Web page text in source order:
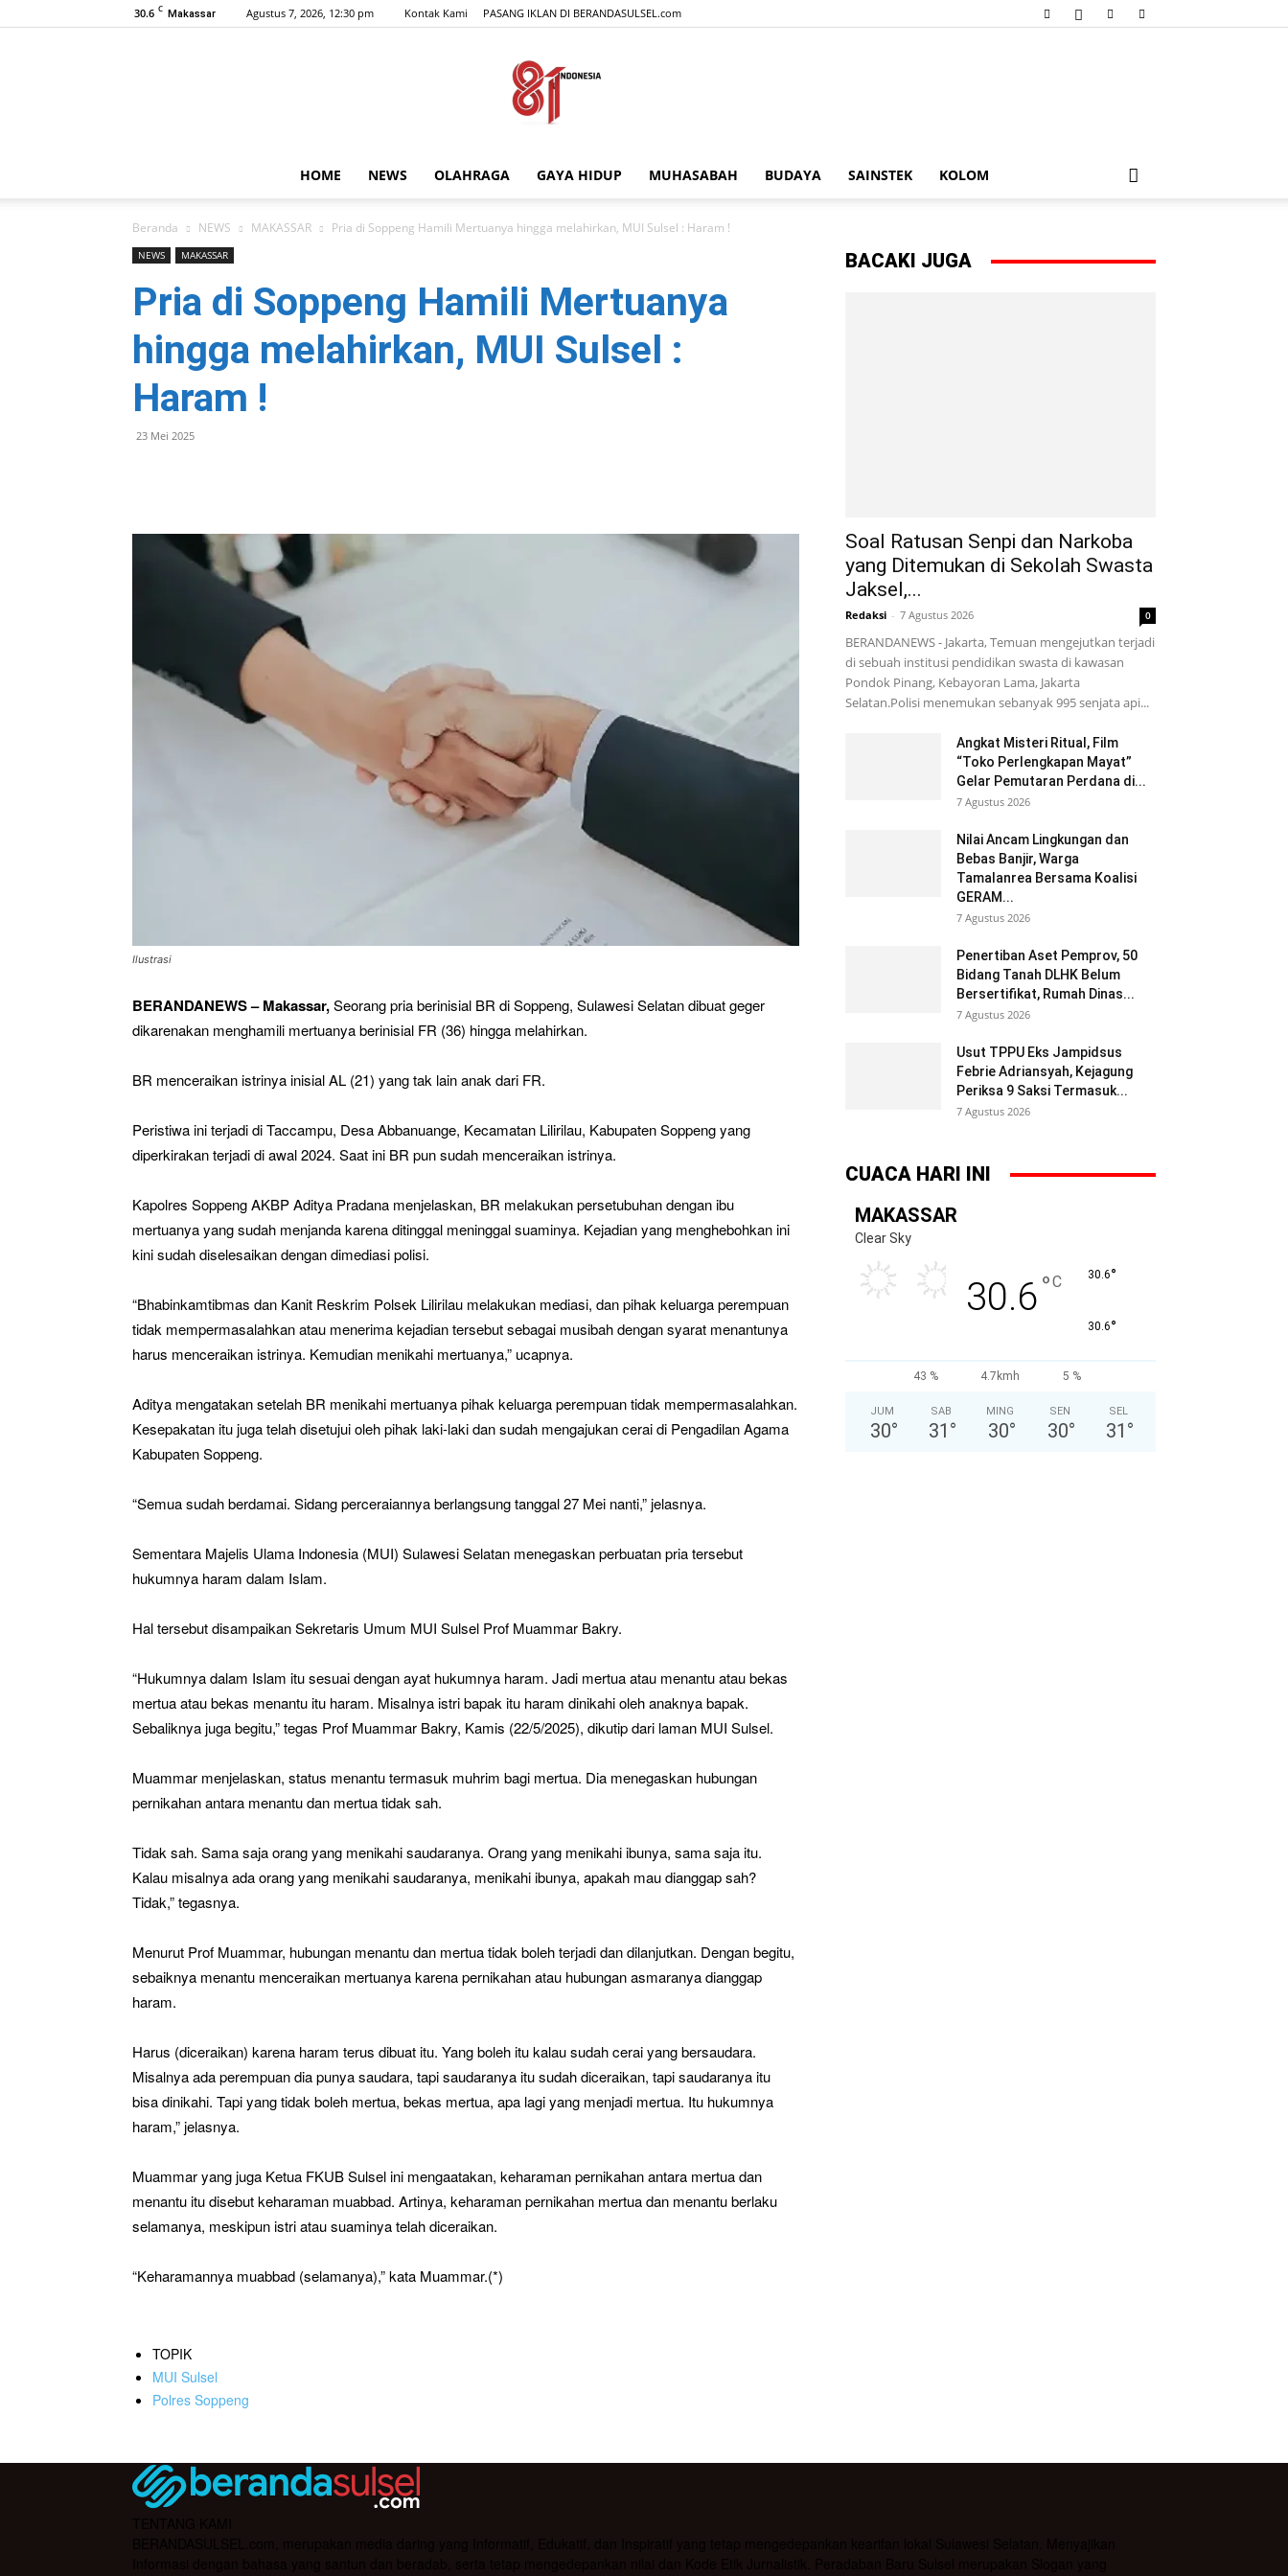
30.6 C Makassar Agustus 7, 2026, 12:30 pm Kontak Kami PASANG IKLAN DI BERANDASULSEL.com
HOME NEWS OLAHRAGA GAYA HIDUP MUHASABAH BUDAYA SAINSTEK KOLOM
Beranda NEWS MAKASSAR Pria di Soppeng Hamili Mertuanya hingga melahirkan, MUI Sulsel : Haram !
NEWS MAKASSAR
Pria di Soppeng Hamili Mertuanya
hingga melahirkan, MUI Sulsel :
Haram !
23 Mei 2025
Ilustrasi
BERANDANEWS – Makassar,Seorang pria berinisial BR di Soppeng, Sulawesi Selatan dibuat geger
dikarenakan menghamili mertuanya berinisial FR (36) hingga melahirkan.
BR menceraikan istrinya inisial AL (21) yang tak lain anak dari FR.
Peristiwa ini terjadi di Taccampu, Desa Abbanuange, Kecamatan Lilirilau, Kabupaten Soppeng yang
diperkirakan terjadi di awal 2024. Saat ini BR pun sudah menceraikan istrinya.
Kapolres Soppeng AKBP Aditya Pradana menjelaskan, BR melakukan persetubuhan dengan ibu
mertuanya yang sudah menjanda karena ditinggal meninggal suaminya. Kejadian yang menghebohkan ini
kini sudah diselesaikan dengan dimediasi polisi.
“Bhabinkamtibmas dan Kanit Reskrim Polsek Lilirilau melakukan mediasi, dan pihak keluarga perempuan
tidak mempermasalahkan atau menerima kejadian tersebut sebagai musibah dengan syarat menantunya
harus menceraikan istrinya. Kemudian menikahi mertuanya,” ucapnya.
Aditya mengatakan setelah BR menikahi mertuanya pihak keluarga perempuan tidak mempermasalahkan.
Kesepakatan itu juga telah disetujui oleh pihak laki-laki dan sudah mengajukan cerai di Pengadilan Agama
Kabupaten Soppeng.
“Semua sudah berdamai. Sidang perceraiannya berlangsung tanggal 27 Mei nanti,” jelasnya.
Sementara Majelis Ulama Indonesia (MUI) Sulawesi Selatan menegaskan perbuatan pria tersebut
hukumnya haram dalam Islam.
Hal tersebut disampaikan Sekretaris Umum MUI Sulsel Prof Muammar Bakry.
“Hukumnya dalam Islam itu sesuai dengan ayat hukumnya haram. Jadi mertua atau menantu atau bekas
mertua atau bekas menantu itu haram. Misalnya istri bapak itu haram dinikahi oleh anaknya bapak.
Sebaliknya juga begitu,” tegas Prof Muammar Bakry, Kamis (22/5/2025), dikutip dari laman MUI Sulsel.
Muammar menjelaskan, status menantu termasuk muhrim bagi mertua. Dia menegaskan hubungan
pernikahan antara menantu dan mertua tidak sah.
Tidak sah. Sama saja orang yang menikahi saudaranya. Orang yang menikahi ibunya, sama saja itu.
Kalau misalnya ada orang yang menikahi saudaranya, menikahi ibunya, apakah mau dianggap sah?
Tidak,” tegasnya.
Menurut Prof Muammar, hubungan menantu dan mertua tidak boleh terjadi dan dilanjutkan. Dengan begitu,
sebaiknya menantu menceraikan mertuanya karena pernikahan atau hubungan asmaranya dianggap
haram.
Harus (diceraikan) karena haram terus dibuat itu. Yang boleh itu kalau sudah cerai yang bersaudara.
Misalnya ada perempuan dia punya saudara, tapi saudaranya itu sudah diceraikan, tapi saudaranya itu
bisa dinikahi. Tapi yang tidak boleh mertua, bekas mertua, apa lagi yang menjadi mertua. Itu hukumnya
haram,” jelasnya.
Muammar yang juga Ketua FKUB Sulsel ini mengaatakan, keharaman pernikahan antara mertua dan
menantu itu disebut keharaman muabbad. Artinya, keharaman pernikahan mertua dan menantu berlaku
selamanya, meskipun istri atau suaminya telah diceraikan.
“Keharamannya muabbad (selamanya),” kata Muammar.(*)
TOPIK
MUI Sulsel
Polres Soppeng
BACAKI JUGA
Soal Ratusan Senpi dan Narkoba
yang Ditemukan di Sekolah Swasta
Jaksel,...
Redaksi - 7 Agustus 2026 0
BERANDANEWS - Jakarta, Temuan mengejutkan terjadi
di sebuah institusi pendidikan swasta di kawasan
Pondok Pinang, Kebayoran Lama, Jakarta
Selatan.Polisi menemukan sebanyak 995 senjata api...
Angkat Misteri Ritual, Film
“Toko Perlengkapan Mayat”
Gelar Pemutaran Perdana di...
7 Agustus 2026
Nilai Ancam Lingkungan dan
Bebas Banjir, Warga
Tamalanrea Bersama Koalisi
GERAM...
7 Agustus 2026
Penertiban Aset Pemprov, 50
Bidang Tanah DLHK Belum
Bersertifikat, Rumah Dinas...
7 Agustus 2026
Usut TPPU Eks Jampidsus
Febrie Adriansyah, Kejagung
Periksa 9 Saksi Termasuk...
7 Agustus 2026
CUACA HARI INI
MAKASSAR
Clear Sky
30.6°C 30.6°
30.6°
43 % 4.7kmh 5 %
JUM
30°
SAB
31 °
MING
30°
SEN
30°
SEL
31 °